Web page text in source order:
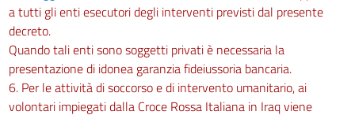
a tutti gli enti esecutori degli interventi previsti dal presente
decreto.
Quando tali enti sono soggetti privati è necessaria la
presentazione di idonea garanzia fideiussoria bancaria.
6. Per le attività di soccorso e di intervento umanitario, ai
volontari impiegati dalla Croce Rossa Italiana in Iraq viene